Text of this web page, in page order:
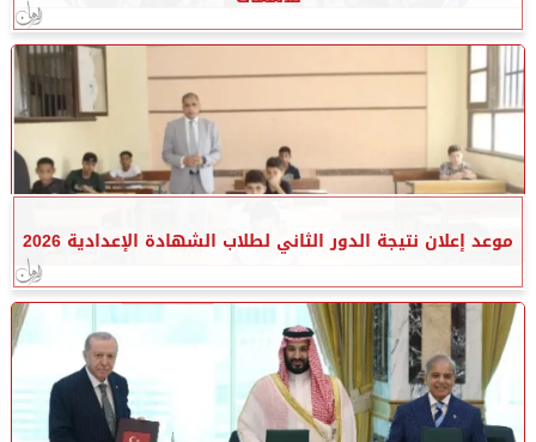
موعد إعلان نتيجة الدور الثاني لطلاب الشهادة الإعدادية 2026